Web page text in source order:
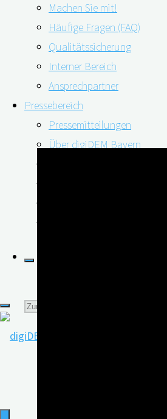
Machen Sie mit!
Häufige Fragen (FAQ)
Qualitätssicherung
Interner Bereich
Ansprechpartner
Pressebereich
Pressemitteilungen
Über digiDEM Bayern
Suchen
In der Demenzforschung
verblüffende Erkenntnisse.
Ordensschwestern und